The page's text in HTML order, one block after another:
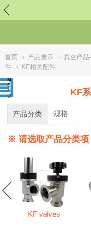
// replaced by scott on
Implementation Of
首页 › 产品展示 › 真空产品
件
› KF相关配件
KF
产品分类 规格
※ 请选取产品分类
KF valves